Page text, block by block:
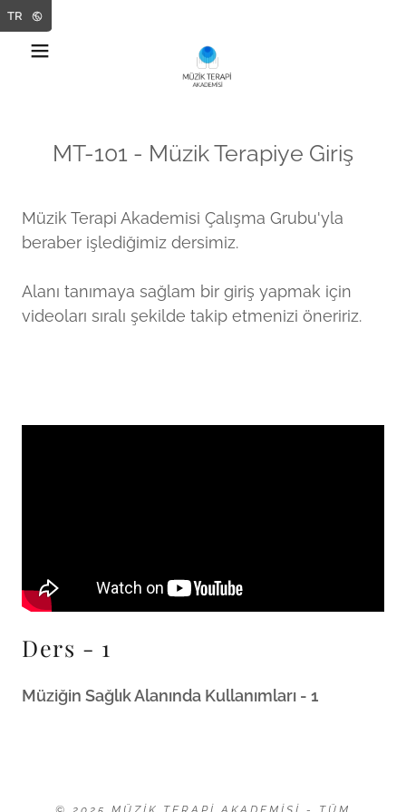
TR
MT-101 - Müzik Terapiye Giriş
Müzik Terapi Akademisi Çalışma Grubu'yla
beraber işlediğimiz dersimiz.
Alanı tanımaya sağlam bir giriş yapmak için
videoları sıralı şekilde takip etmenizi öneririz.
Ders - 1
Müziğin Sağlık Alanında Kullanımları - 1